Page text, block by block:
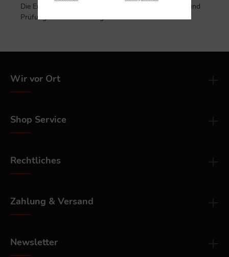
Die Erstattung des Warenwertes erfolgt nach Erhalt und
Prüfung der Rücksendung.
Wir vor Ort
Shop Service
Rechtliches
Zahlung & Versand
Newsletter